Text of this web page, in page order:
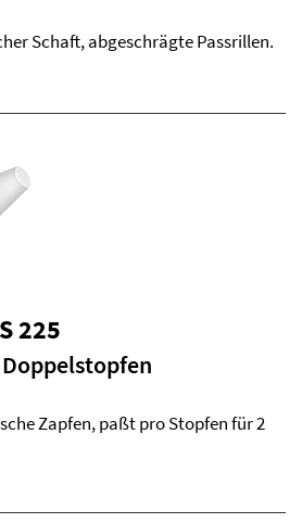
Schaft, abgeschrägte Passrillen.
225
Zapfen, paßt pro Stopfen für 2